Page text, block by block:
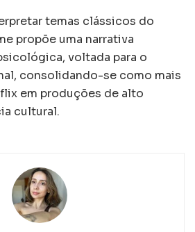
temas clássicos do
propõe uma narrativa
voltada para o
consolidando-se como mais
em produções de alto
cultural.